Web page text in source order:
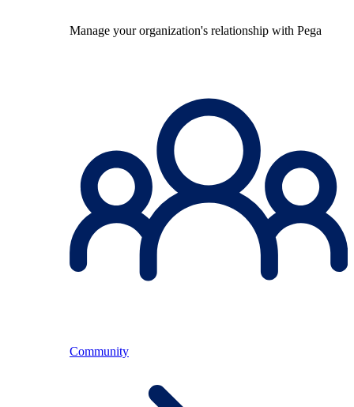
Manage your organization's relationship with Pega
Community